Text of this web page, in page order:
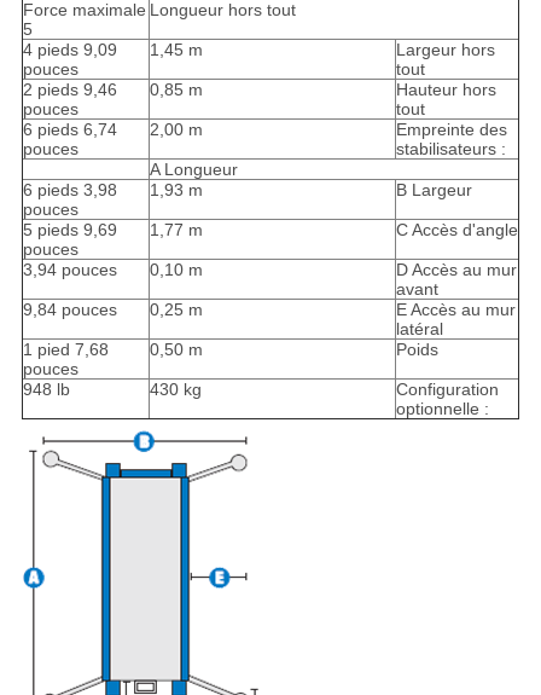
Force maximale
5
Longueur hors tout
4 pieds 9,09
pouces
1,45 m
Largeur hors
tout
2 pieds 9,46
pouces
0,85 m
Hauteur hors
tout
6 pieds 6,74
pouces
2,00 m
Empreinte des
stabilisateurs :
A Longueur
6 pieds 3,98
pouces
1,93 m B Largeur
5 pieds 9,69
pouces
1,77 m C Accès d'angle
3,94 pouces 0,10 m
D Accès au mur
avant
9,84 pouces
0,25 m
E Accès au mur
latéral
1 pied 7,68
pouces
0,50 m Poids
948 lb 430 kg
Configuration
optionnelle :